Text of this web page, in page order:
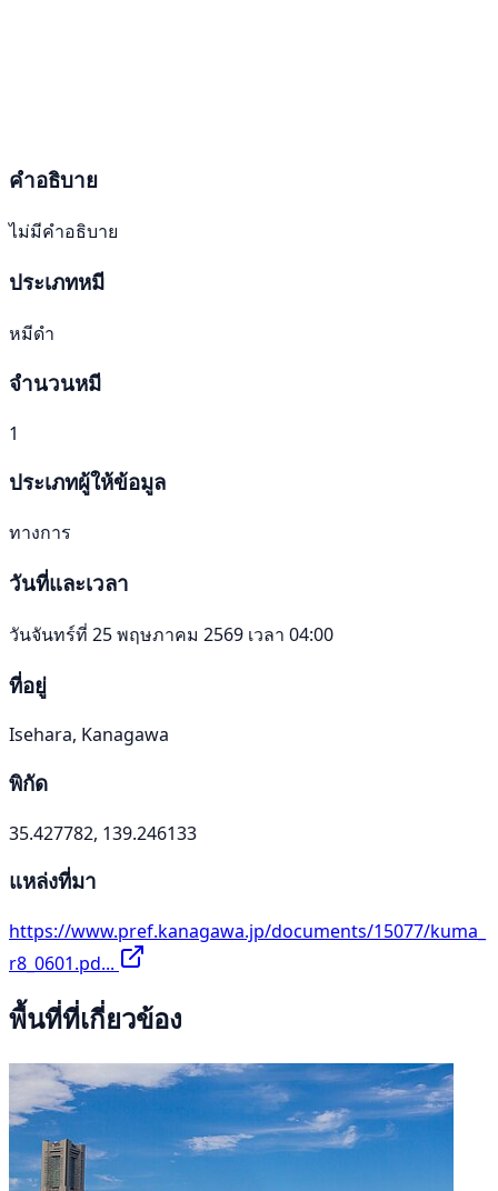
คำอธิบาย
ไม่มีคำอธิบาย
ประเภทหมี
หมีดำ
จำนวนหมี
1
ประเภทผู้ให้ข้อมูล
ทางการ
วันที่และเวลา
วันจันทร์ที่ 25 พฤษภาคม 2569 เวลา 04:00
ที่อยู่
Isehara, Kanagawa
พิกัด
35.427782, 139.246133
แหล่งที่มา
https://www.pref.kanagawa.jp/documents/15077/kuma_
r8_0601.pd...
พื้นที่ที่เกี่ยวข้อง